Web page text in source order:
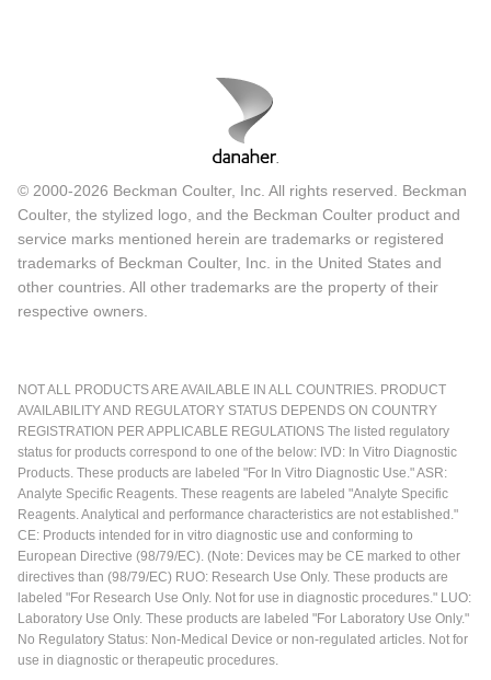
© 2000-2026 Beckman Coulter, Inc. All rights reserved. Beckman
Coulter, the stylized logo, and the Beckman Coulter product and
service marks mentioned herein are trademarks or registered
trademarks of Beckman Coulter, Inc. in the United States and
other countries. All other trademarks are the property of their
respective owners.
NOT ALL PRODUCTS ARE AVAILABLE IN ALL COUNTRIES. PRODUCT
AVAILABILITY AND REGULATORY STATUS DEPENDS ON COUNTRY
REGISTRATION PER APPLICABLE REGULATIONS The listed regulatory
status for products correspond to one of the below: IVD: In Vitro Diagnostic
Products. These products are labeled "For In Vitro Diagnostic Use." ASR:
Analyte Specific Reagents. These reagents are labeled "Analyte Specific
Reagents. Analytical and performance characteristics are not established."
CE: Products intended for in vitro diagnostic use and conforming to
European Directive (98/79/EC). (Note: Devices may be CE marked to other
directives than (98/79/EC) RUO: Research Use Only. These products are
labeled "For Research Use Only. Not for use in diagnostic procedures." LUO:
Laboratory Use Only. These products are labeled "For Laboratory Use Only."
No Regulatory Status: Non-Medical Device or non-regulated articles. Not for
use in diagnostic or therapeutic procedures.